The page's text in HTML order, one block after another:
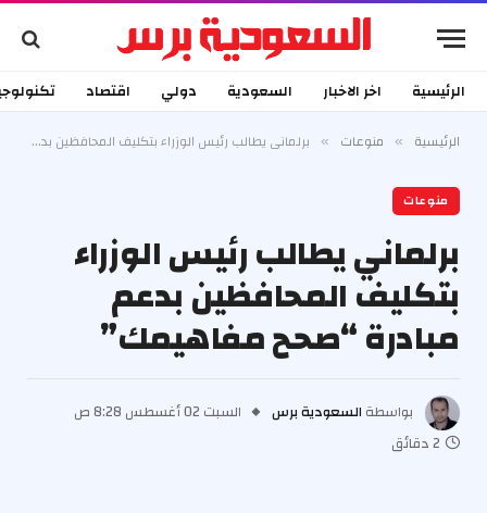
الرئيسية اخر الاخبار السعودية دولي اقتصاد
الرئيسية » منوعات » برلماني يطالب رئيس الوزراء بتكليف المحافظين بدعم مبادرة “صحح مفاهيمك”
منوعات
برلماني يطالب رئيس الوزراء
بتكليف المحافظين بدعم
مبادرة “صحح مفاهيمك”
بواسطة السعودية برس
السبت 02 أغسطس 8:28 ص
2 دقائق